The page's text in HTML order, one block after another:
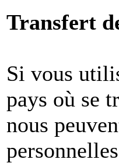
Transfert
Si vous
pays où se
nous